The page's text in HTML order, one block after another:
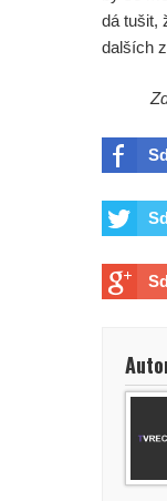
dá tušit,
dalších